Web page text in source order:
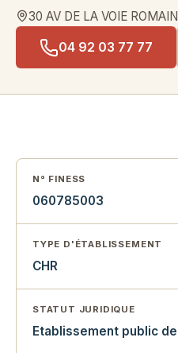
30 AV DE LA VOIE
04 92 03 77 77
N° FINESS
060785003
TYPE D'ÉTABLISSEMENT
CHR
STATUT JURIDIQUE
Etablissement public